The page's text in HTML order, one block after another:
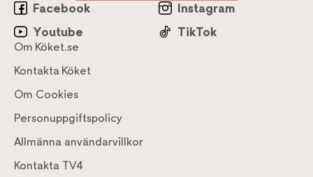
Facebook
Instagram
Youtube
TikTok
Om Köket.se
Kontakta Köket
Om Cookies
Personuppgiftspolicy
Allmänna användarvillkor
Kontakta TV4